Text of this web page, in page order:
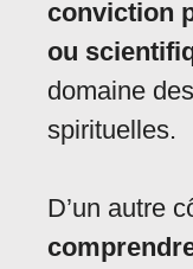
conviction
ou
domaine
spirituelles.
D’un autre